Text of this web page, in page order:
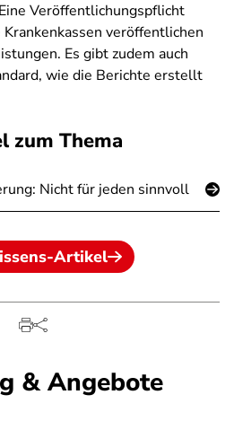
Veröffentlichungspflicht
veröffentlichen
Es gibt zudem auch
wie die Berichte erstellt
zum Thema
Nicht für jeden sinnvoll
Artikel
& Angebote